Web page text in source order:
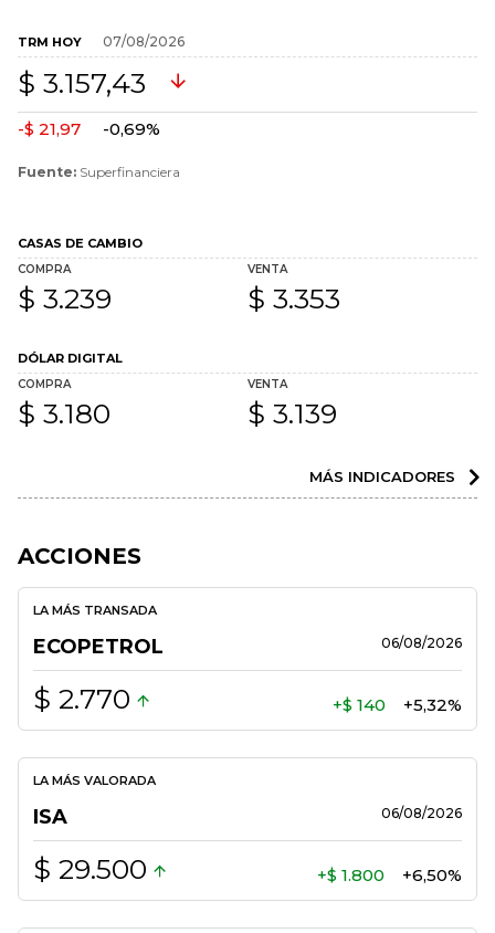
TRM HOY 07/08/2026
$ 3.157,43
-$ 21,97 -0,69%
Fuente: Superfinanciera
CASAS DE CAMBIO
COMPRA
$ 3.239
VENTA
$ 3.353
DÓLAR DIGITAL
COMPRA
$ 3.180
VENTA
$ 3.139
MÁS INDICADORES
ACCIONES
LA MÁS TRANSADA
ECOPETROL 06/08/2026
$ 2.770 +$ 140 +5,32%
LA MÁS VALORADA
ISA 06/08/2026
$ 29.500 +$ 1.800 +6,50%